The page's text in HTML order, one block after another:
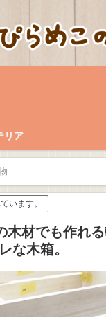
リア
います。
木材でも作れ
な木箱。